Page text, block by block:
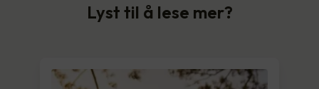
Lyst til å lese mer?